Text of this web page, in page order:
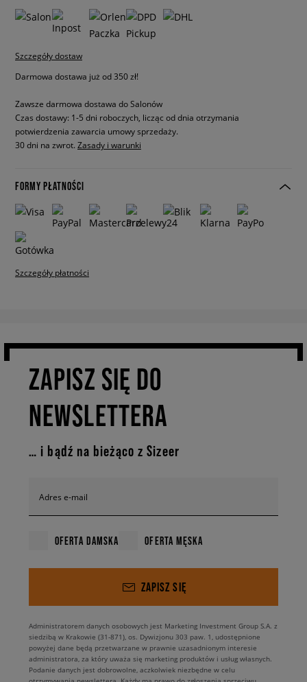
Szczegóły dostaw
Darmowa dostawa już od 350 zł!
Zawsze darmowa dostawa do Salonów
Czas dostawy: 1-5 dni roboczych, licząc od dnia otrzymania
potwierdzenia zawarcia umowy sprzedaży.
30 dni na zwrot. Zasady i warunki
FORMY PŁATNOŚCI
Szczegóły płatności
ZAPISZ SIĘ DO
NEWSLETTERA
… i bądź na bieżąco z Sizeer
Adres e-mail
OFERTA DAMSKA OFERTA MĘSKA
ZAPISZ SIĘ
Administratorem danych osobowych jest Marketing Investment Group S.A. z
siedzibą w Krakowie (31-871), os. Dywizjonu 303 paw. 1, udostępnione
powyżej dane będą przetwarzane w prawnie uzasadnionym interesie
administratora, za który uważa się marketing produktów i usług własnych.
Podanie danych jest dobrowolne, aczkolwiek niezbędne w celu